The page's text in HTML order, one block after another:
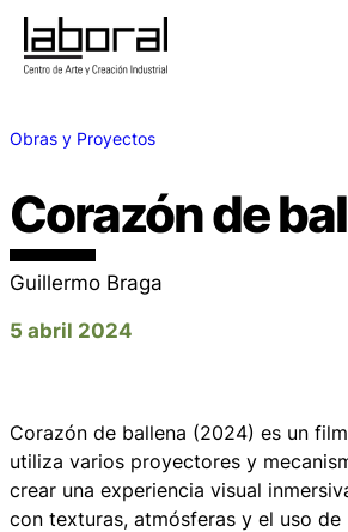
Obras y Proyectos
Corazón de
Guillermo Braga
5 abril 2024
Corazón de ballena (2024) es un
utiliza varios proyectores y
crear una experiencia visual
con texturas, atmósferas y el uso de